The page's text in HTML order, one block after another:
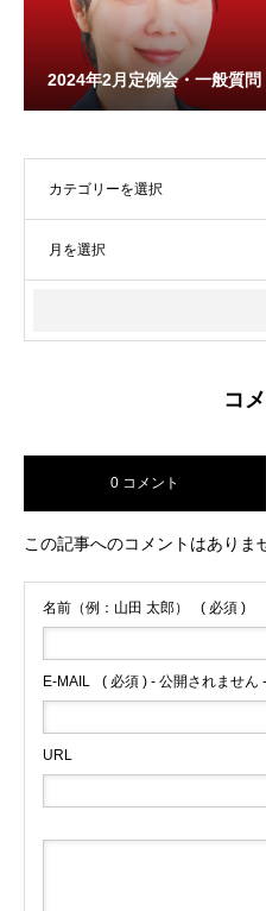
2024年2月定例会・一般質
コ
0 コメント
この記事へのコメントはありま
名前（例：山田 太郎） ( 必須 )
E-MAIL ( 必須 ) - 公開されません -
URL